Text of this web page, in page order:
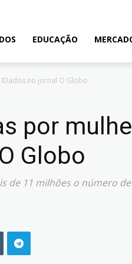
EDUCAÇÃO
no jornal O Globo
por
Globo
de 11 milhões o número